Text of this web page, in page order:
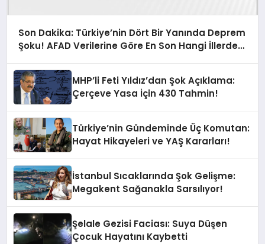
Son Dakika: Türkiye’nin Dört Bir Yanında Deprem
Şoku! AFAD Verilerine Göre En Son Hangi İllerde
MHP’li Feti Yıldız’dan Şok Açıklama:
Çerçeve Yasa İçin 430 Tahmin!
Türkiye’nin Gündeminde Üç Komutan:
Hayat Hikayeleri ve YAŞ Kararları!
İstanbul Sıcaklarında Şok Gelişme:
Megakent Sağanakla Sarsılıyor!
Şelale Gezisi Faciası: Suya Düşen
Çocuk Hayatını Kaybetti